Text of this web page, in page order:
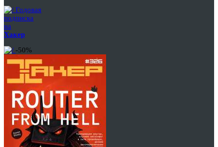
Годовая
подписка
на
Хакер
-50%